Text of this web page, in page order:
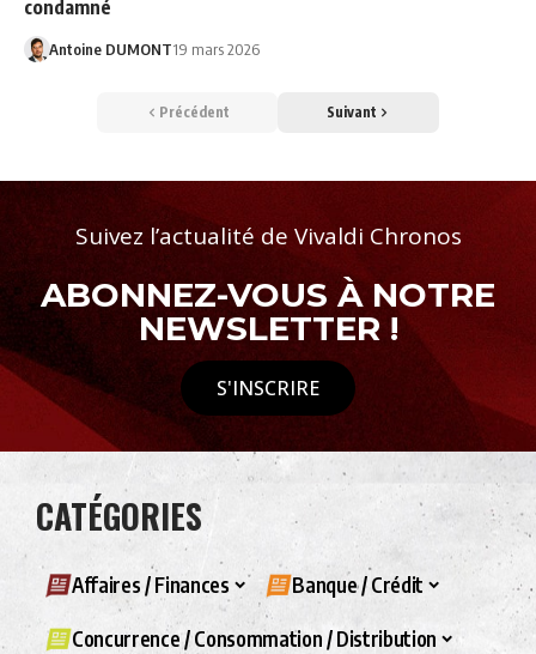
condamné
Antoine DUMONT19 mars 2026
Précédent Suivant
Suivez l’actualité de Vivaldi Chronos
ABONNEZ-VOUS À NOTRE
NEWSLETTER !
S'INSCRIRE
CATÉGORIES
Affaires / Finances Banque / Crédit
Concurrence / Consommation / Distribution